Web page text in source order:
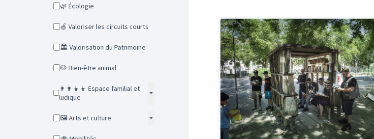
🌿 Écologie
🍏 Valoriser les circuits courts
🏛️ Valorisation du Patrimoine
🐶 Bien-être animal
👩‍👩‍👧‍👦 Espace familial et
ludique
🖼️ Arts et culture